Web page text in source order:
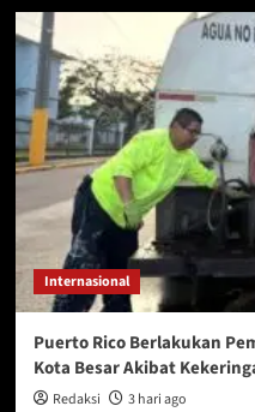
Internasional
Puerto Rico Berlakukan
Kota Besar Akibat
Redaksi 3 hari ago